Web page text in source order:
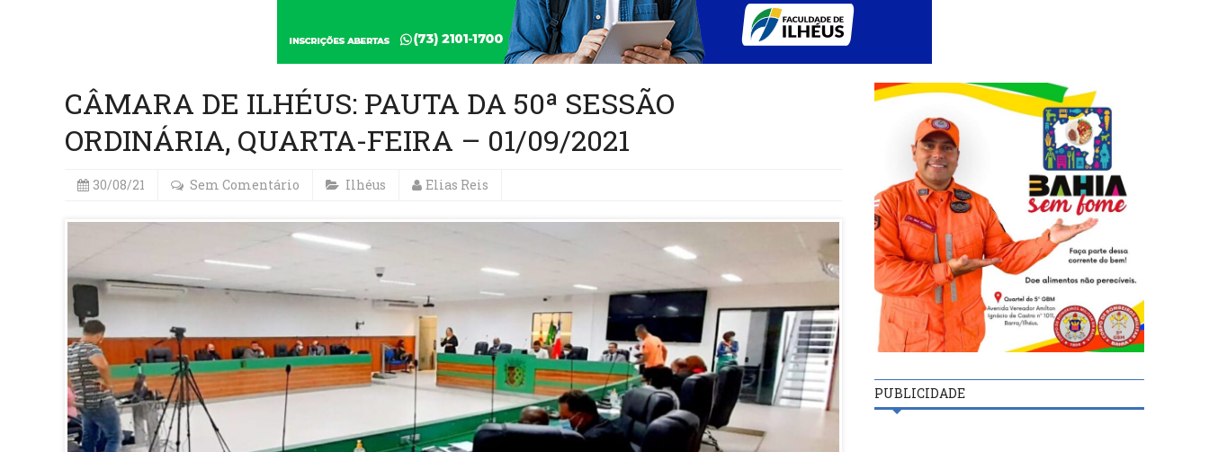
CÂMARA DE ILHÉUS: PAUTA DA 50ª SESSÃO
ORDINÁRIA, QUARTA-FEIRA – 01/09/2021
30/08/21 Sem Comentário Ilhéus Elias Reis
PUBLICIDADE